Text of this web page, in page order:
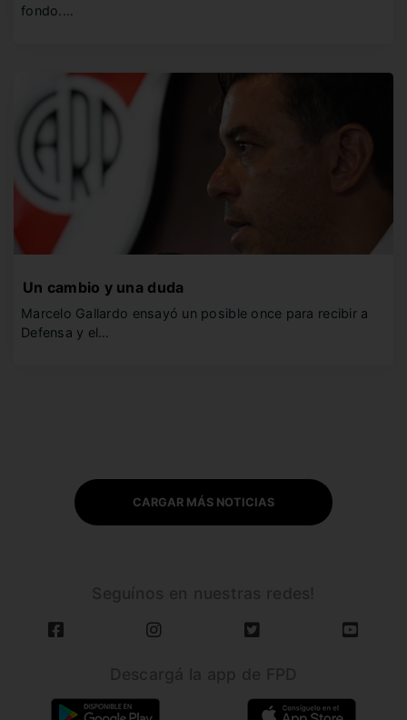
fondo.…
Un cambio y una duda
Marcelo Gallardo ensayó un posible once para recibir a
Defensa y el…
CARGAR MÁS NOTICIAS